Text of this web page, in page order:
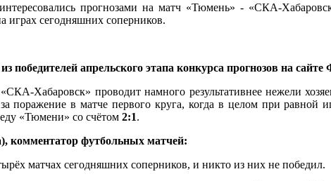
прогнозами на матч «Тюмень» - «СКА-
играх сегодняшних соперников.
победителей апрельского этапа конкурса прогнозов на
Хабаровск» проводит намного результативнее нежели
в матче первого круга, когда в целом при равной
«Тюмени» со счётом 2:1.
футбольных матчей:
матчах сегодняшних соперников, и никто из них не победил.